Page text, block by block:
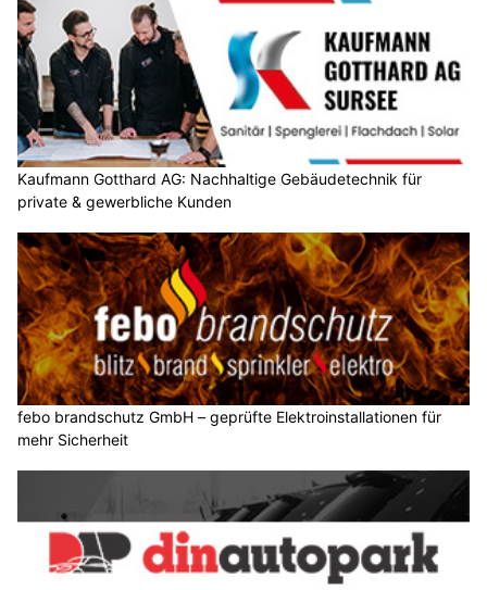
Kaufmann Gotthard AG: Nachhaltige Gebäudetechnik für
private & gewerbliche Kunden
febo brandschutz GmbH – geprüfte Elektroinstallationen für
mehr Sicherheit